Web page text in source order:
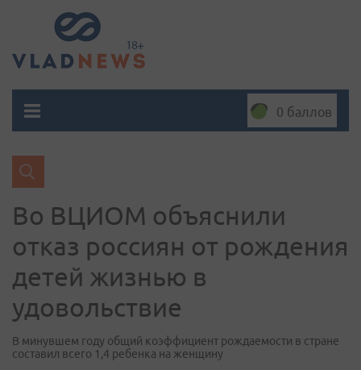
0 баллов
Во ВЦИОМ объяснили
отказ россиян от рождения
детей жизнью в
удовольствие
В минувшем году общий коэффициент рождаемости в стране
составил всего 1,4 ребенка на женщину